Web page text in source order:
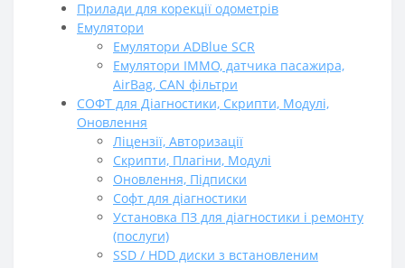
Прилади для корекції одометрів
Емулятори
Емулятори ADBlue SCR
Емулятори ІММО, датчика пасажира,
AirBag, CAN фільтри
СОФТ для Діагностики, Скрипти, Модулі,
Оновлення
Ліцензії, Авторизації
Скрипти, Плагіни, Модулі
Оновлення, Підписки
Софт для діагностики
Установка ПЗ для діагностики і ремонту
(послуги)
SSD / HDD диски з встановленим